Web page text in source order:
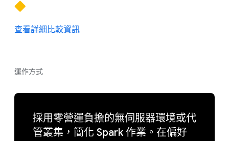
查看詳細比較資訊
運作方式
採用零營運負擔的無伺服器環境或代
管叢集，簡化 Spark 作業。在偏好